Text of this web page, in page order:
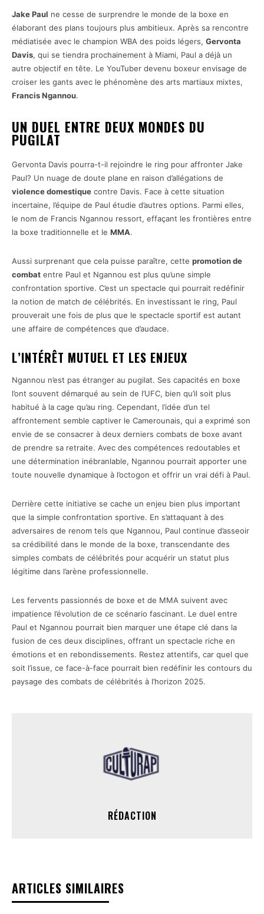
Jake Paul ne cesse de surprendre le monde de la boxe en
élaborant des plans toujours plus ambitieux. Après sa rencontre
médiatisée avec le champion WBA des poids légers, Gervonta
Davis, qui se tiendra prochainement à Miami, Paul a déjà un
autre objectif en tête. Le YouTuber devenu boxeur envisage de
croiser les gants avec le phénomène des arts martiaux mixtes,
Francis Ngannou.
UN DUEL ENTRE DEUX MONDES DU
PUGILAT
Gervonta Davis pourra-t-il rejoindre le ring pour affronter Jake
Paul? Un nuage de doute plane en raison d’allégations de
violence domestique contre Davis. Face à cette situation
incertaine, l’équipe de Paul étudie d’autres options. Parmi elles,
le nom de Francis Ngannou ressort, effaçant les frontières entre
la boxe traditionnelle et le MMA.
Aussi surprenant que cela puisse paraître, cette promotion de
combat entre Paul et Ngannou est plus qu’une simple
confrontation sportive. C’est un spectacle qui pourrait redéfinir
la notion de match de célébrités. En investissant le ring, Paul
prouverait une fois de plus que le spectacle sportif est autant
une affaire de compétences que d’audace.
L’INTÉRÊT MUTUEL ET LES ENJEUX
Ngannou n’est pas étranger au pugilat. Ses capacités en boxe
l’ont souvent démarqué au sein de l’UFC, bien qu’il soit plus
habitué à la cage qu’au ring. Cependant, l’idée d’un tel
affrontement semble captiver le Camerounais, qui a exprimé son
envie de se consacrer à deux derniers combats de boxe avant
de prendre sa retraite. Avec des compétences redoutables et
une détermination inébranlable, Ngannou pourrait apporter une
toute nouvelle dynamique à l’octogon et offrir un vrai défi à Paul.
Derrière cette initiative se cache un enjeu bien plus important
que la simple confrontation sportive. En s’attaquant à des
adversaires de renom tels que Ngannou, Paul continue d’asseoir
sa crédibilité dans le monde de la boxe, transcendante des
simples combats de célébrités pour acquérir un statut plus
légitime dans l’arène professionnelle.
Les fervents passionnés de boxe et de MMA suivent avec
impatience l’évolution de ce scénario fascinant. Le duel entre
Paul et Ngannou pourrait bien marquer une étape clé dans la
fusion de ces deux disciplines, offrant un spectacle riche en
émotions et en rebondissements. Restez attentifs, car quel que
soit l’issue, ce face-à-face pourrait bien redéfinir les contours du
paysage des combats de célébrités à l’horizon 2025.
RÉDACTION
ARTICLES SIMILAIRES